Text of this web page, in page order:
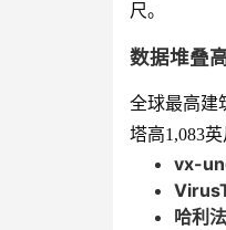
尺。
数据堆叠
全球最高建
塔高1,083
vx-
哈利